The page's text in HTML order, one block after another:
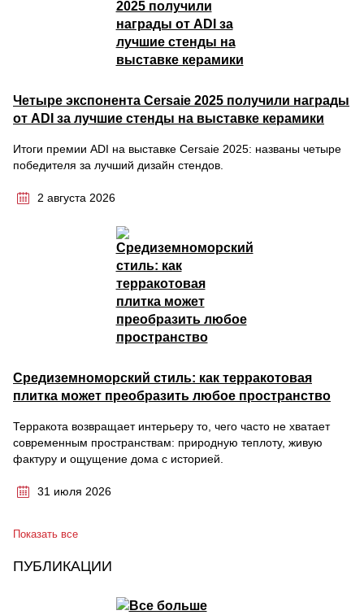
Четыре экспонента Cersaie 2025 получили награды
от ADI за лучшие стенды на выставке керамики
Итоги премии ADI на выставке Cersaie 2025: названы четыре
победителя за лучший дизайн стендов.
2 августа 2026
Средиземноморский стиль: как терракотовая
плитка может преобразить любое пространство
Терракота возвращает интерьеру то, чего часто не хватает
современным пространствам: природную теплоту, живую
фактуру и ощущение дома с историей.
31 июля 2026
Показать все
ПУБЛИКАЦИИ